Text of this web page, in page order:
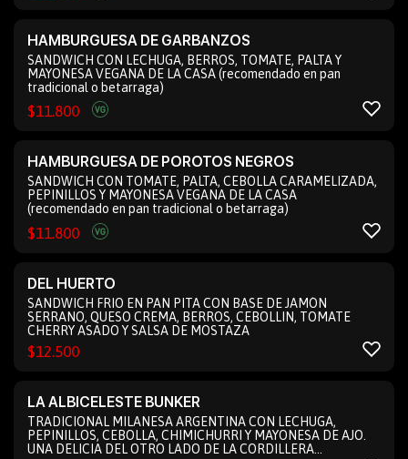
HAMBURGUESA DE GARBANZOS
SANDWICH CON LECHUGA, BERROS, TOMATE, PALTA Y
MAYONESA VEGANA DE LA CASA (recomendado en pan
tradicional o betarraga)
$11.800
HAMBURGUESA DE POROTOS NEGROS
SANDWICH CON TOMATE, PALTA, CEBOLLA CARAMELIZADA,
PEPINILLOS Y MAYONESA VEGANA DE LA CASA
(recomendado en pan tradicional o betarraga)
$11.800
DEL HUERTO
SANDWICH FRIO EN PAN PITA CON BASE DE JAMÓN
SERRANO, QUESO CREMA, BERROS, CEBOLLIN, TOMATE
CHERRY ASADO Y SALSA DE MOSTAZA
$12.500
LA ALBICELESTE BUNKER
TRADICIONAL MILANESA ARGENTINA CON LECHUGA,
PEPINILLOS, CEBOLLA, CHIMICHURRI Y MAYONESA DE AJO.
UNA DELICIA DEL OTRO LADO DE LA CORDILLERA